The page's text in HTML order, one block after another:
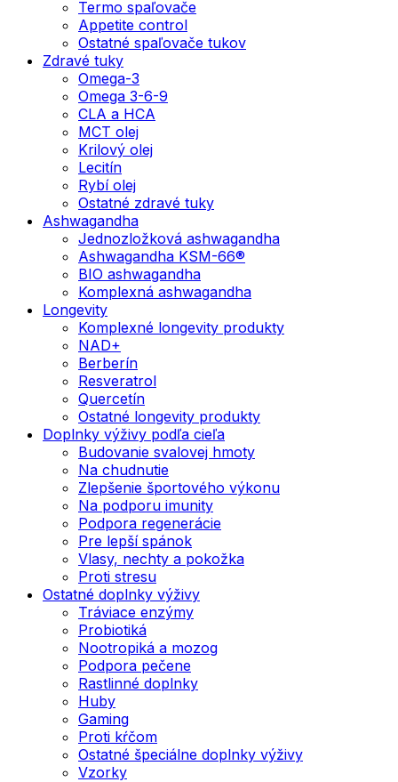
Termo spaľovače
Appetite control
Ostatné spaľovače tukov
Zdravé tuky
Omega-3
Omega 3-6-9
CLA a HCA
MCT olej
Krilový olej
Lecitín
Rybí olej
Ostatné zdravé tuky
Ashwagandha
Jednozložková ashwagandha
Ashwagandha KSM-66®
BIO ashwagandha
Komplexná ashwagandha
Longevity
Komplexné longevity produkty
NAD+
Berberín
Resveratrol
Quercetín
Ostatné longevity produkty
Doplnky výživy podľa cieľa
Budovanie svalovej hmoty
Na chudnutie
Zlepšenie športového výkonu
Na podporu imunity
Podpora regenerácie
Pre lepší spánok
Vlasy, nechty a pokožka
Proti stresu
Ostatné doplnky výživy
Tráviace enzýmy
Probiotiká
Nootropiká a mozog
Podpora pečene
Rastlinné doplnky
Huby
Gaming
Proti kŕčom
Ostatné špeciálne doplnky výživy
Vzorky